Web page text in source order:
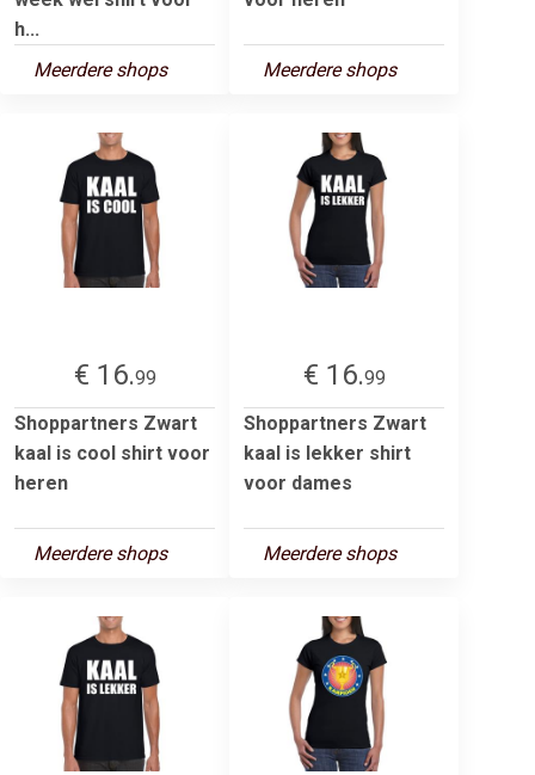
h...
Meerdere shops
Meerdere shops
€ 16.99
Shoppartners Zwart
kaal is cool shirt voor
heren
Meerdere shops
€ 16.99
Shoppartners Zwart
kaal is lekker shirt
voor dames
Meerdere shops